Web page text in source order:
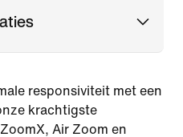
responsiviteit met een
krachtigste
Air Zoom en